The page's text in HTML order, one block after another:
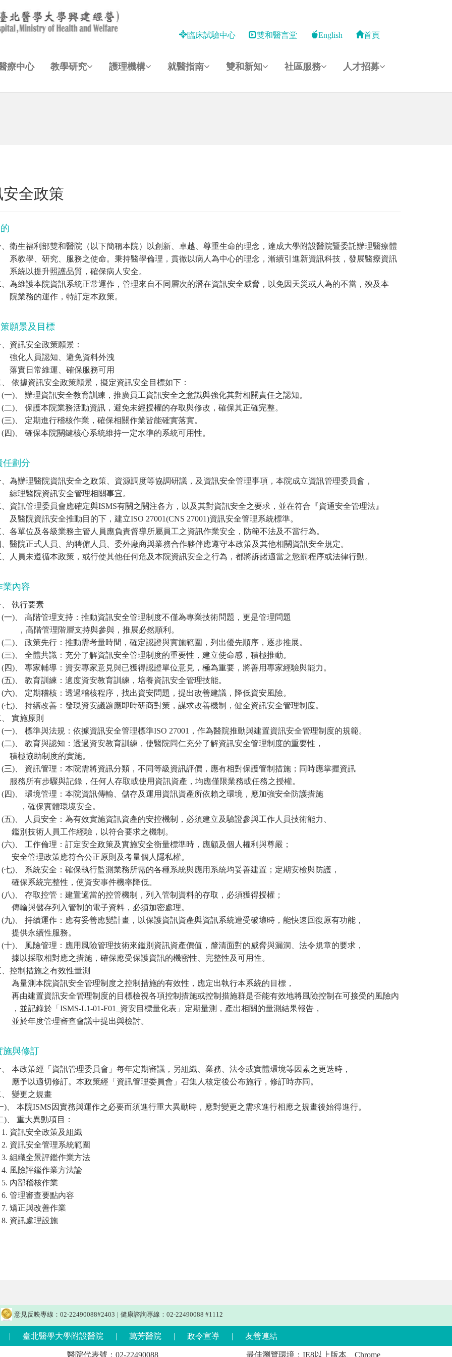
臨床試驗中心 雙和醫言堂 English 首頁
療中心 教學研究 護理機構 就醫指南 雙和新知 社區服務 人才招募
安全政策
、衛生福利部雙和醫院（以下簡稱本院）以創新、卓越、尊重生命的理念，達成大學附設醫院暨委託辦理醫療體
教學、研究、服務之使命。秉持醫學倫理，貫徹以病人為中心的理念，漸續引進新資訊科技，發展醫療資訊
統以提升照護品質，確保病人安全。
、為維護本院資訊系統正常運作，管理來自不同層次的潛在資訊安全威脅，以免因天災或人為的不當，殃及本
業務的運作，特訂定本政策。
願景及目標
資訊安全政策願景：
化人員認知、避免資料外洩
實日常維運、確保服務可用
、 依據資訊安全政策願景，擬定資訊安全目標如下：
)、 辦理資訊安全教育訓練，推廣員工資訊安全之意識與強化其對相關責任之認知。
)、 保護本院業務活動資訊，避免未經授權的存取與修改，確保其正確完整。
)、 定期進行稽核作業，確保相關作業皆能確實落實。
)、 確保本院關鍵核心系統維持一定水準的系統可用性。
任劃分
、為辦理醫院資訊安全之政策、資源調度等協調研議，及資訊安全管理事項，本院成立資訊管理委員會，
理醫院資訊安全管理相關事宜。
、資訊管理委員會應確定與ISMS有關之關注各方，以及其對資訊安全之要求，並在符合『資通安全管理法』
醫院資訊安全推動目的下，建立ISO 27001(CNS 27001)資訊安全管理系統標準。
、各單位及各級業務主管人員應負責督導所屬員工之資訊作業安全，防範不法及不當行為。
、醫院正式人員、約聘僱人員、委外廠商與業務合作夥伴應遵守本政策及其他相關資訊安全規定。
、人員未遵循本政策，或行使其他任何危及本院資訊安全之行為，都將訴諸適當之懲罰程序或法律行動。
業內容
、 執行要素
)、 高階管理支持：推動資訊安全管理制度不僅為專業技術問題，更是管理問題
高階管理階層支持與參與，推展必然順利。
)、 政策先行：推動需考量時間，確定認證與實施範圍，列出優先順序，逐步推展。
)、 全體共識：充分了解資訊安全管理制度的重要性，建立使命感，積極推動。
)、 專家輔導：資安專家意見與已獲得認證單位意見，極為重要，將善用專家經驗與能力。
)、 教育訓練：適度資安教育訓練，培養資訊安全管理技能。
)、 定期稽核：透過稽核程序，找出資安問題，提出改善建議，降低資安風險。
)、 持續改善：發現資安議題應即時研商對策，謀求改善機制，健全資訊安全管理制度。
、 實施原則
)、 標準與法規：依據資訊安全管理標準ISO 27001，作為醫院推動與建置資訊安全管理制度的規範。
)、 教育與認知：透過資安教育訓練，使醫院同仁充分了解資訊安全管理制度的重要性，
極協助制度的實施。
)、 資訊管理：本院需將資訊分類，不同等級資訊評價，應有相對保護管制措施；同時應掌握資訊
務所有步驟與記錄，任何人存取或使用資訊資產，均應僅限業務或任務之授權。
)、 環境管理：本院資訊傳輸、儲存及運用資訊資產所依賴之環境，應加強安全防護措施
確保實體環境安全。
)、 人員安全：為有效實施資訊資產的安控機制，必須建立及驗證參與工作人員技術能力、
別技術人員工作經驗，以符合要求之機制。
)、 工作倫理：訂定安全政策及實施安全衡量標準時，應顧及個人權利與尊嚴；
全管理政策應符合公正原則及考量個人隱私權。
)、 系統安全：確保執行監測業務所需的各種系統與應用系統均妥善建置；定期安檢與防護，
保系統完整性，使資安事件機率降低。
)、 存取控管：建置適當的控管機制，列入管制資料的存取，必須獲得授權；
輸與儲存列入管制的電子資料，必須加密處理。
)、 持續運作：應有妥善應變計畫，以保護資訊資產與資訊系統遭受破壞時，能快速回復原有功能，
供永續性服務。
)、 風險管理：應用風險管理技術來鑑別資訊資產價值，釐清面對的威脅與漏洞、法令規章的要求，
以採取相對應之措施，確保應受保護資訊的機密性、完整性及可用性。
、控制措施之有效性量測
量測本院資訊安全管理制度之控制措施的有效性，應定出執行本系統的目標，
由建置資訊安全管理制度的目標檢視各項控制措施或控制措施群是否能有效地將風險控制在可接受的風險內
並記錄於「ISMS-L1-01-F01_資安目標量化表」定期量測，產出相關的量測結果報告，
於年度管理審查會議中提出與檢討。
施與修訂
、 本政策經「資訊管理委員會」每年定期審議，另組織、業務、法令或實體環境等因素之更迭時，
予以適切修訂。本政策經「資訊管理委員會」召集人核定後公布施行，修訂時亦同。
、 變更之規畫
)、 本院ISMS因實務與運作之必要而須進行重大異動時，應對變更之需求進行相應之規畫後始得進行。
)、 重大異動項目：
資訊安全政策及組織
資訊安全管理系統範圍
組織全景評鑑作業方法
風險評鑑作業方法論
內部稽核作業
管理審查要點內容
矯正與改善作業
資訊處理設施
意見反映專線：02-22490088#2403 | 健康諮詢專線：02-22490088 #1112
| 臺北醫學大學附設醫院 | 萬芳醫院 | 政令宣導 | 友善連結
醫院代表號：02-22490088 最佳瀏覽環境：IE8以上版本、Chrome